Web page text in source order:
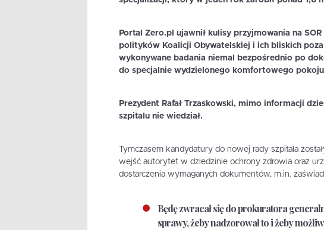
Portal Zero.pl ujawnił kulisy przyjmowania na
polityków Koalicji Obywatelskiej i ich bliskich
wykonywane badania niemal bezpośrednio po
do specjalnie wydzielonego komfortowego
Prezydent Rafał Trzaskowski, mimo informacji
szpitalu nie wiedział.
Tymczasem kandydatury do nowej rady szpitala
wejść autorytet w dziedzinie ochrony zdrowia oraz
dostarczenia wymaganych dokumentów, m.in.
Będę zwracał się do prokuratora
sprawy, żeby nadzorował to i żeby